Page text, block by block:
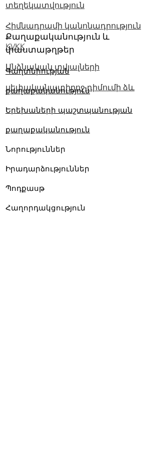
տեղեկատվություն
Հիմնադրամի կանոնադրություն
KVKK
Անձնական տվյալների
սեփականատիրոջ դիմումի ձև
Քաղաքականություն և
փաստաթղթեր
Գաղտնիության
քաղաքականություն
Երեխաների պաշտպանության
քաղաքականություն
Նորություններ
Իրադարձություններ
Պոդքասթ
Հաղորդակցություն